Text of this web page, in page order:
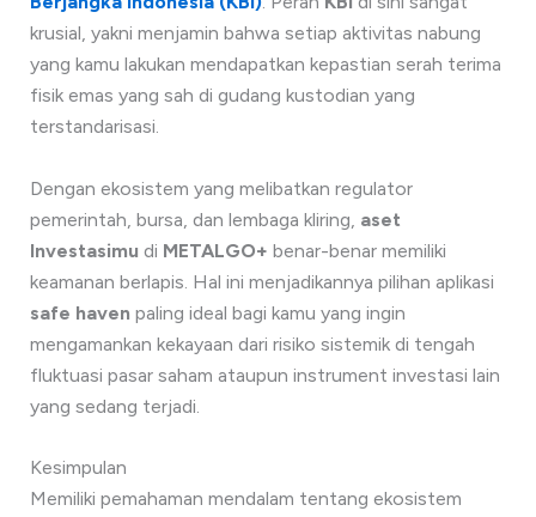
krusial, yakni menjamin bahwa setiap aktivitas nabung
yang kamu lakukan mendapatkan kepastian serah terima
fisik emas yang sah di gudang kustodian yang
terstandarisasi.
Dengan ekosistem yang melibatkan regulator
pemerintah, bursa, dan lembaga kliring, aset
Investasimu di METALGO+ benar-benar memiliki
keamanan berlapis. Hal ini menjadikannya pilihan aplikasi
safe haven paling ideal bagi kamu yang ingin
mengamankan kekayaan dari risiko sistemik di tengah
fluktuasi pasar saham ataupun instrument investasi lain
yang sedang terjadi.
Kesimpulan
Memiliki pemahaman mendalam tentang ekosistem